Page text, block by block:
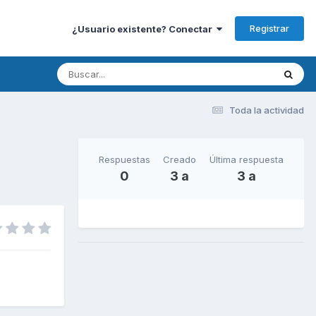
¿Usuario existente? Conectar Registrar
Toda la actividad
Respuestas
0
Creado
3 a
Última respuesta
3 a